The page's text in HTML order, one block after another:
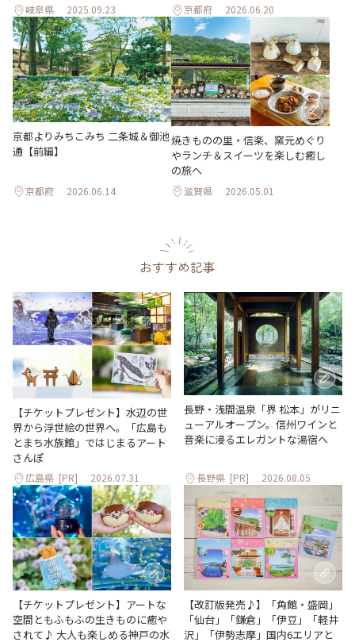
岐阜県 2025.09.23 京都府 2026.06.20
京都よりみちこみち 二条城＆御池
通【前編】
京都府 2026.06.14
焼きものの里・信楽、窯元めぐり
やランチ＆スイーツを楽しむ癒し
の旅へ
滋賀県 2026.05.01
おすすめ記事
【チケットプレゼント】水辺の世
界から浮世絵の世界へ。「広島も
とまち水族館」ではじまるアート
さんぽ
広島県 [PR] 2026.07.31
長野・浅間温泉「界 松本」がリニ
ューアルオープン。信州ワインと
音楽に浸るエレガントな湯宿へ
長野県 [PR] 2026.08.05
【チケットプレゼント】アートな
空間ともふもふの生きものに癒や
されて♪ 大人も楽しめる神戸の水
【改訂版発売♪】「角館・盛岡」
「仙台」「鎌倉」「伊豆」「軽井
沢」「伊勢志摩」国内6エリアと